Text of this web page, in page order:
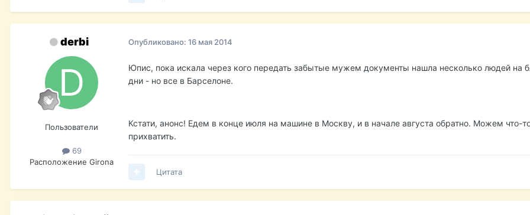
derbi
Пользователи
69
Расположение Girona
Опубликовано: 16 мая 2014
Юпис, пока искала через кого передать забытые мужем документы нашла несколько людей на
дни - но все в Барселоне.
Кстати, анонс! Едем в конце июля на машине в Москву, и в начале августа обратно. Можем что-
прихватить.
Цитата